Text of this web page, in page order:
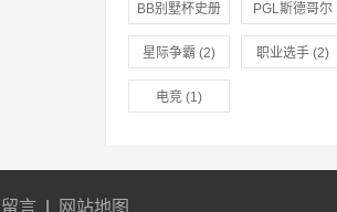
BB别墅杯史册
(1)
PGL斯德哥尔
摩Major(1)
星际争霸 (2) 职业选手(2)
电竞 (1)
留言 网站地图